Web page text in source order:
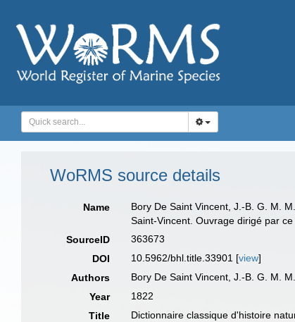
WoRMS source details
Name
Bory De Saint Vincent, J.-B. G. M.
Saint-Vincent. Ouvrage dirigé par
SourceID
363673
DOI
10.5962/bhl.title.33901 [view]
Authors
Bory De Saint Vincent, J.-B. G. M. M.
Year
1822
Title
Dictionnaire classique d'histoire